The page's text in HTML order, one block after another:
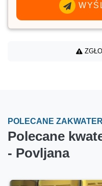
POLECANE
Polecane
- Povljana